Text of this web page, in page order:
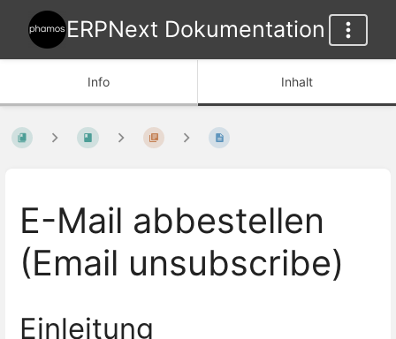
ERPNext Dokumentation
Info Inhalt
E-Mail abbestellen
(Email unsubscribe)
Einleitung